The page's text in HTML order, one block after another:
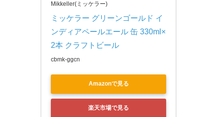
Mikkeller(ミッケラー)
ミッケラー グリーンゴールド イ
ンディアペールエール 缶 330ml×
2本 クラフトビール
cbmk-ggcn
Amazonで見る
楽天市場で見る